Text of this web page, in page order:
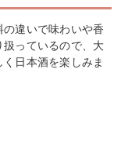
違いで味わいや香
扱っているので、大
日本酒を楽しみま